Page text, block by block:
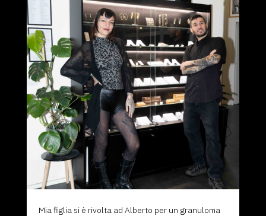
Mia figlia si è rivolta ad Alberto per un granuloma